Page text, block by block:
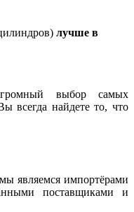
лучше в
выбор самых
всегда найдете то, что
являемся импортёрами
поставщиками и